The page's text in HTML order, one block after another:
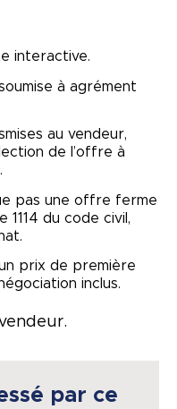
interactive.
à agrément
au vendeur,
de l’offre à
pas une offre ferme
1114 du code civil,
prix de première
inclus.
par ce